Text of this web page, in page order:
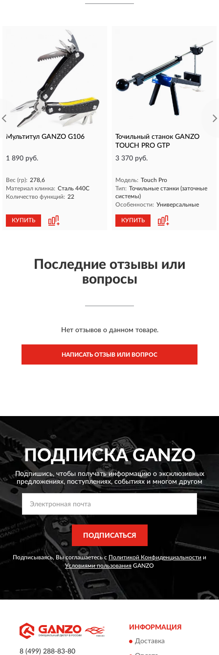
Мультитул GANZO G106
1 890 руб.
Вес (гр): 278,6
Материал клинка: Сталь 440C
Количество функций: 22
КУПИТЬ
Точильный станок GANZO
TOUCH PRO GTP
3 370 руб.
Модель: Touch Pro
Тип: Точильные станки (заточные
системы)
Особенности: Универсальные
КУПИТЬ
Последние отзывы или
вопросы
Нет отзывов о данном товаре.
НАПИСАТЬ ОТЗЫВ ИЛИ ВОПРОС
ПОДПИСКАGANZO
Подпишись, чтобы получать информацию о эксклюзивных
предложениях, поступлениях, событиях и многом другом
ПОДПИСАТЬСЯ
Подписываясь, Вы соглашаетесь с Политикой Конфиденциальности и
Условиями пользования GANZO
8 (499) 288-83-80
ИНФОРМАЦИЯ
Доставка